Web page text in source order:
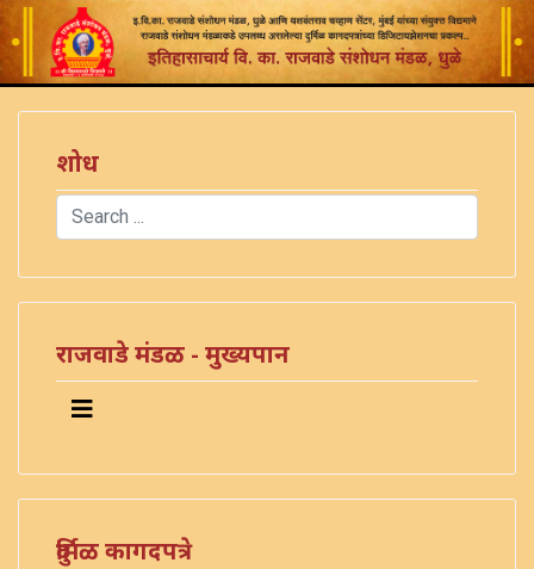
शोध
Search
राजवाडे मंडळ - मुख्यपान
दुर्मिळ कागदपत्रे